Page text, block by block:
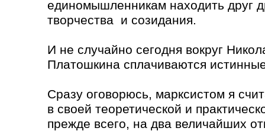
единомышленникам находить друг
творчества и созидания.
И не случайно сегодня вокруг
Платошкина сплачиваются
Сразу оговорюсь, марксистом я
в своей теоретической и
прежде всего, на два величайших